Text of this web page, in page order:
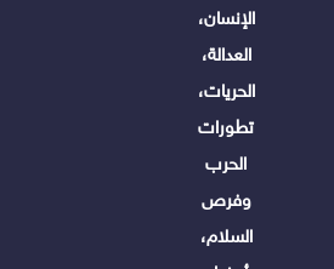
الإنسان،
العدالة،
الحريات،
تطورات
الحرب
وفرص
السلام،